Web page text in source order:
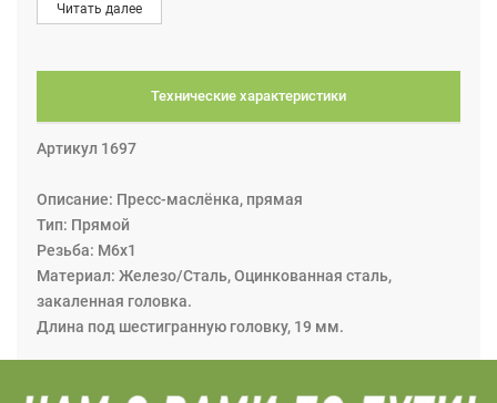
моделях резиновое). После завершения процесса
Читать далее
Технические характеристики
Артикул 1697
Описание: Пресс-маслёнка, прямая
Тип: Прямой
Резьба: M6x1
Материал: Железо/Сталь, Оцинкованная сталь,
закаленная головка.
Длина под шестигранную головку, 19 мм.